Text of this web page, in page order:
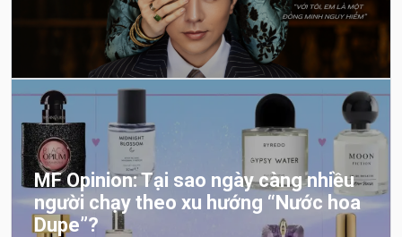
MF Opinion: Tại sao ngày càng nhiều
người chạy theo xu hướng “Nước hoa
Dupe”?